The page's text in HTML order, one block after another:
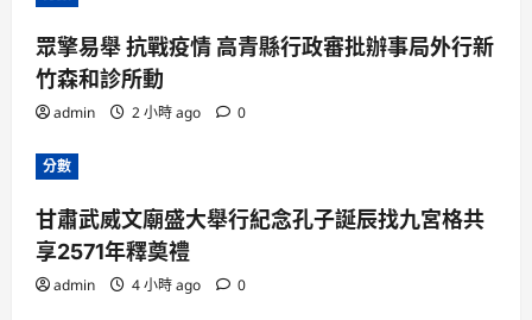
眾擎易舉 抗戰疫情 高青縣行政審批辦事局外行新
竹森和診所動
admin 2 小時 ago 0
分數
甘肅武威文廟盛大舉行紀念孔子誕辰找九宮格共
享2571年釋奠禮
admin 4 小時 ago 0